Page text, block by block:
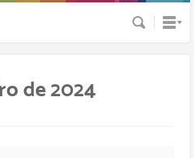
Busca
de 2024